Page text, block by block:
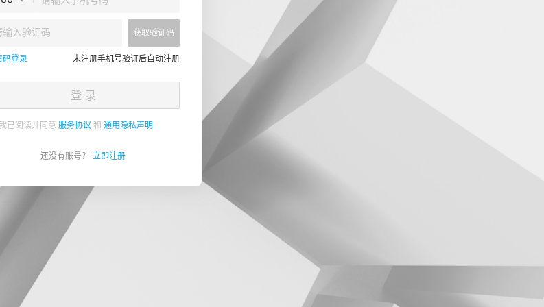
获取验证码
码登录 未注册手机号验证后自动注册
登 录
我已阅读并同意 服务协议 和 通用隐私声明
还没有账号？ 立即注册